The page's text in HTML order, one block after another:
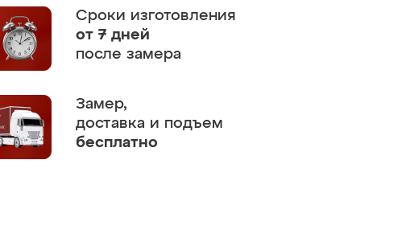
Сроки изготовления
от 7 дней
после замера
Замер,
доставка и подъем
бесплатно